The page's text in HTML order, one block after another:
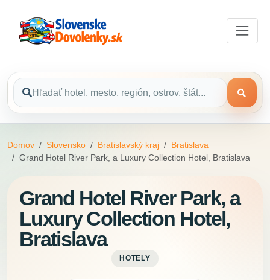
Domov Slovensko Bratislavský kraj
Bratislava
Grand Hotel River Park, a Luxury Collection Hotel, Bratislava
Grand Hotel River Park, a
Luxury Collection Hotel,
Bratislava
HOTELY